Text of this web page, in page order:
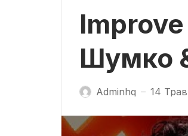
Шумко
Adminhq — 14